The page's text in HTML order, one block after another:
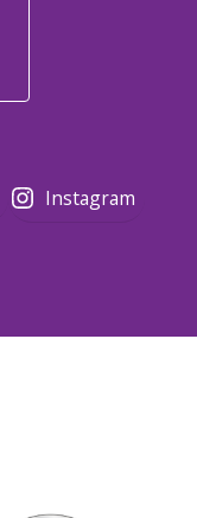
Instagram